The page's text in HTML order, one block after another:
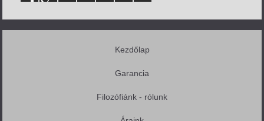
Kezdőlap
Garancia
Filozófiánk - rólunk